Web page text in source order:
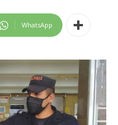
WhatsApp